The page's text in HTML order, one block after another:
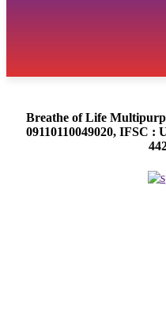
Breathe of Life
09110110049020, IFSC